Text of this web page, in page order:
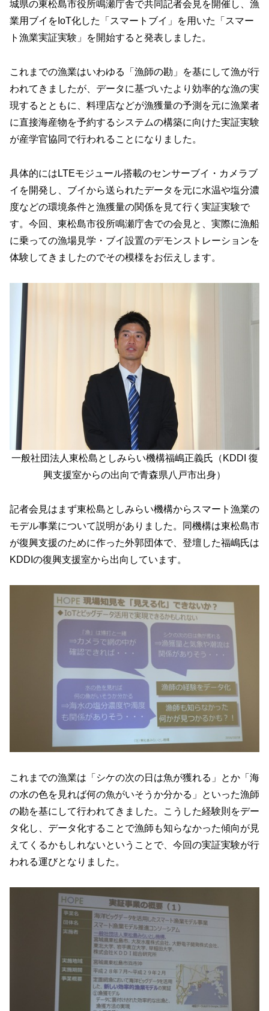
城県の東松島市役所鳴瀬庁舎で共同記者会見を開催し、漁
業用ブイをIoT化した「スマートブイ」を用いた「スマー
ト漁業実証実験」を開始すると発表しました。
これまでの漁業はいわゆる「漁師の勘」を基にして漁が行
われてきましたが、データに基づいたより効率的な漁の実
現するとともに、料理店などが漁獲量の予測を元に漁業者
に直接海産物を予約するシステムの構築に向けた実証実験
が産学官協同で行われることになりました。
具体的にはLTEモジュール搭載のセンサーブイ・カメラブ
イを開発し、ブイから送られたデータを元に水温や塩分濃
度などの環境条件と漁獲量の関係を見て行く実証実験で
す。今回、東松島市役所鳴瀬庁舎での会見と、実際に漁船
に乗っての漁場見学・ブイ設置のデモンストレーションを
体験してきましたのでその模様をお伝えします。
一般社団法人東松島としみらい機構福嶋正義氏（KDDI 復
興支援室からの出向で青森県八戸市出身）
記者会見はまず東松島としみらい機構からスマート漁業の
モデル事業について説明がありました。同機構は東松島市
が復興支援のために作った外郭団体で、登壇した福嶋氏は
KDDIの復興支援室から出向しています。
これまでの漁業は「シケの次の日は魚が獲れる」とか「海
の水の色を見れば何の魚がいそうか分かる」といった漁師
の勘を基にして行われてきました。こうした経験則をデー
タ化し、データ化することで漁師も知らなかった傾向が見
えてくるかもしれないということで、今回の実証実験が行
われる運びとなりました。